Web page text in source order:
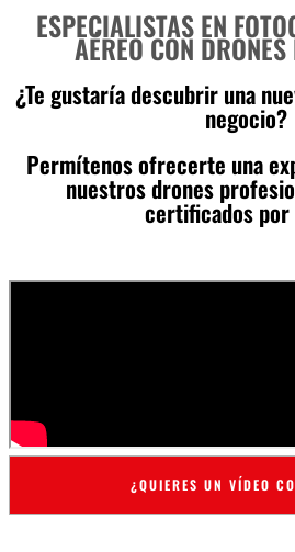
ESPECIALISTAS EN
AÉREO CON
¿Te gustaría descubrir una
negocio?
Permítenos ofrecerte una
nuestros drones
certificados por
¿QUIERES UN VÍDEO